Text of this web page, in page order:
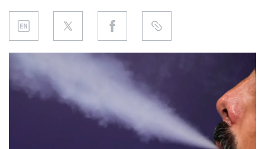
PRODUCTO
REGULACIÓN
DATOS